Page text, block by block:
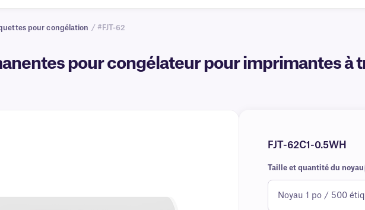
pour congélation / #FJT-62
pour congélateur pour imprimantes à
FJT-62C1-0.5WH
Taille et quantité du noyau